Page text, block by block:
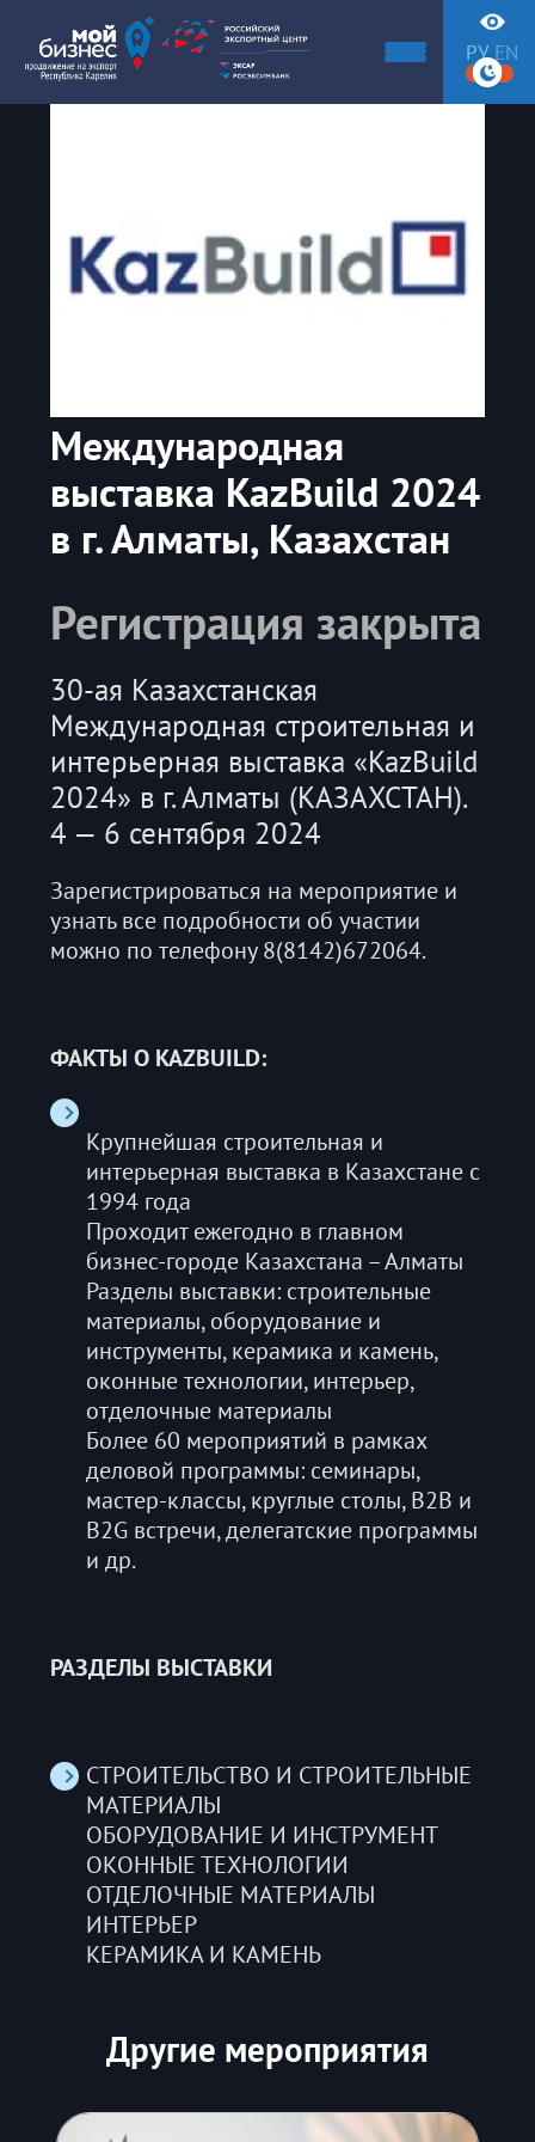
РУ EN
Международная
выставка KazBuild 2024
в г. Алматы, Казахстан
Регистрация закрыта
30-ая Казахстанская
Международная строительная и
интерьерная выставка «KazBuild
2024» в г. Алматы (КАЗАХСТАН).
4 — 6 сентября 2024
Зарегистрироваться на мероприятие и
узнать все подробности об участии
можно по телефону 8(8142)672064.
ФАКТЫ О KAZBUILD:
Крупнейшая строительная и
интерьерная выставка в Казахстане с
1994 года
Проходит ежегодно в главном
бизнес-городе Казахстана – Алматы
Разделы выставки: строительные
материалы, оборудование и
инструменты, керамика и камень,
оконные технологии, интерьер,
отделочные материалы
Более 60 мероприятий в рамках
деловой программы: семинары,
мастер-классы, круглые столы, B2B и
B2G встречи, делегатские программы
и др.
РАЗДЕЛЫ ВЫСТАВКИ
СТРОИТЕЛЬСТВО И СТРОИТЕЛЬНЫЕ
МАТЕРИАЛЫ
ОБОРУДОВАНИЕ И ИНСТРУМЕНТ
ОКОННЫЕ ТЕХНОЛОГИИ
ОТДЕЛОЧНЫЕ МАТЕРИАЛЫ
ИНТЕРЬЕР
КЕРАМИКА И КАМЕНЬ
Другие мероприятия